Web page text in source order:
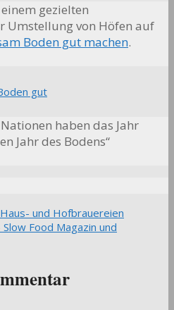
gezielten
Umstellung von Höfen auf
Boden gut machen.
haben das Jahr
Jahr des Bodens“
und Hofbrauereien
Food Magazin und